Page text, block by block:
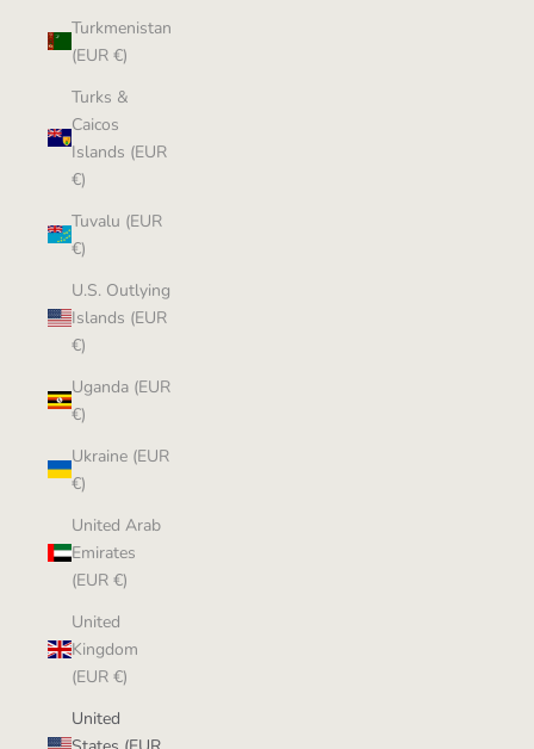
Turkmenistan
(EUR €)
Turks &
Caicos
Islands (EUR
€)
Tuvalu (EUR
€)
U.S. Outlying
Islands (EUR
€)
Uganda (EUR
€)
Ukraine (EUR
€)
United Arab
Emirates
(EUR €)
United
Kingdom
(EUR €)
United